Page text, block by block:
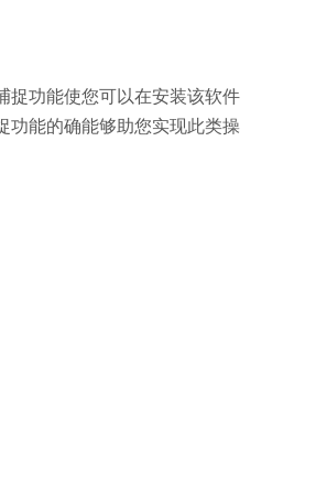
捉功能使您可以在安装该软件
功能的确能够助您实现此类操